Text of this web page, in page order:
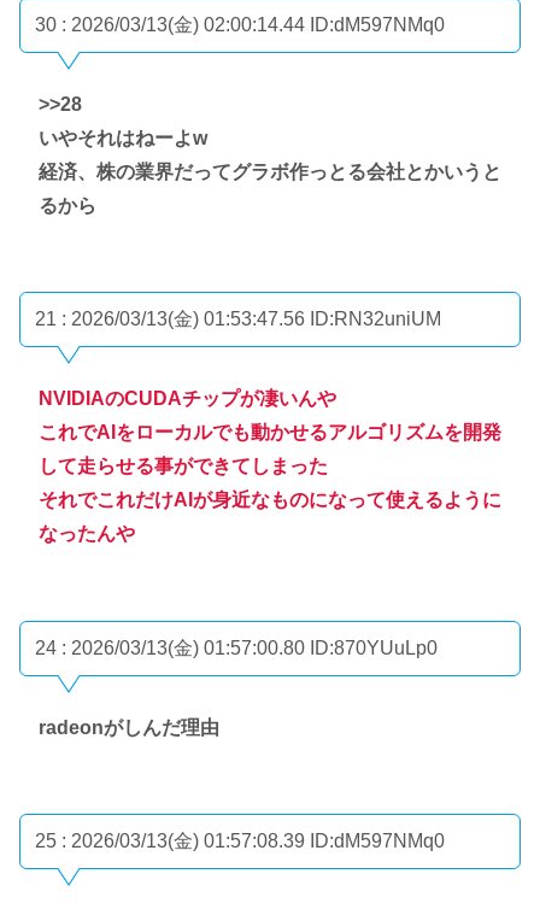
30 : 2026/03/13(金) 02:00:14.44 ID:dM597NMq0
>>28
いやそれはねーよw
経済、株の業界だってグラボ作っとる会社とかいうと
るから
21 : 2026/03/13(金) 01:53:47.56 ID:RN32uniUM
NVIDIAのCUDAチップが凄いんや
これでAIをローカルでも動かせるアルゴリズムを開発
して走らせる事ができてしまった
それでこれだけAIが身近なものになって使えるように
なったんや
24 : 2026/03/13(金) 01:57:00.80 ID:870YUuLp0
radeonがしんだ理由
25 : 2026/03/13(金) 01:57:08.39 ID:dM597NMq0